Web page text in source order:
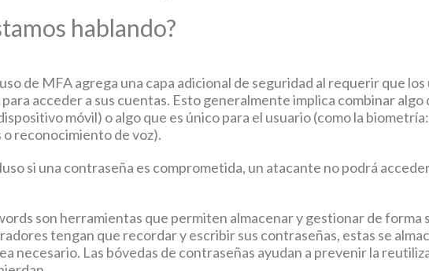
hablando?
de MFA agrega una capa adicional de seguridad al requerir que los
acceder a sus cuentas. Esto generalmente implica combinar algo
móvil) o algo que es único para el usuario (como la
reconocimiento de voz).
si una contraseña es comprometida, un atacante no podrá
son herramientas que permiten almacenar y gestionar de forma
tengan que recordar y escribir sus contraseñas, estas se
necesario. Las bóvedas de contraseñas ayudan a prevenir la